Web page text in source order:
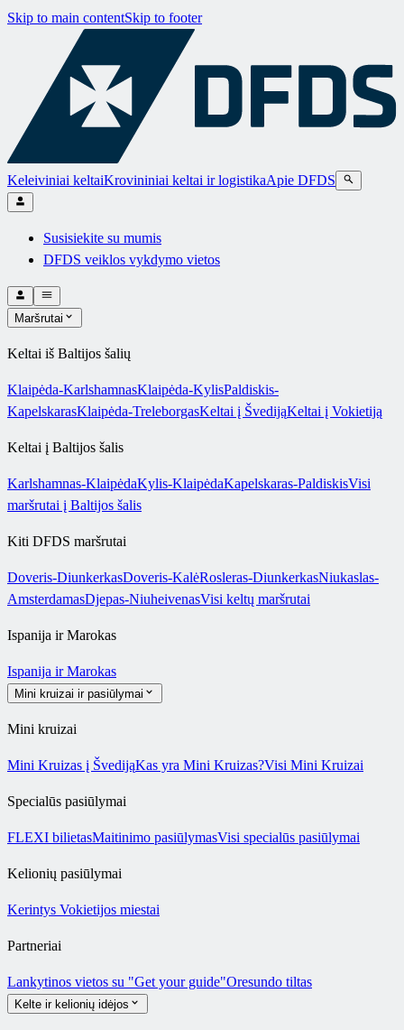
Skip to main contentSkip to footer
Keleiviniai keltaiKrovininiai keltai ir logistikaApie DFDS
Susisiekite su mumis
DFDS veiklos vykdymo vietos
Maršrutai
Keltai iš Baltijos šalių
Klaipėda-KarlshamnasKlaipėda-KylisPaldiskis-
KapelskarasKlaipėda-TreleborgasKeltai į ŠvedijąKeltai į Vokietiją
Keltai į Baltijos šalis
Karlshamnas-KlaipėdaKylis-KlaipėdaKapelskaras-PaldiskisVisi
maršrutai į Baltijos šalis
Kiti DFDS maršrutai
Doveris-DiunkerkasDoveris-KalėRosleras-DiunkerkasNiukaslas-
AmsterdamasDjepas-NiuheivenasVisi keltų maršrutai
Ispanija ir Marokas
Ispanija ir Marokas
Mini kruizai ir pasiūlymai
Mini kruizai
Mini Kruizas į ŠvedijąKas yra Mini Kruizas?Visi Mini Kruizai
Specialūs pasiūlymai
FLEXI bilietasMaitinimo pasiūlymasVisi specialūs pasiūlymai
Kelionių pasiūlymai
Kerintys Vokietijos miestai
Partneriai
Lankytinos vietos su "Get your guide"Oresundo tiltas
Kelte ir kelionių idėjos